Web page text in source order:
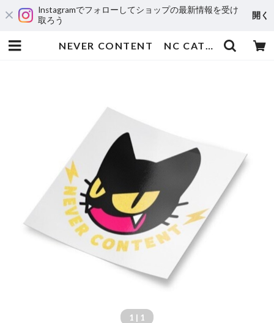
Instagramでフォローしてショップの最新情報を受け
取ろう
開く
NEVER CONTENT NC CAT | 輸入アニメステッカー専門店 SUNSET Stickers Store
1 | 1